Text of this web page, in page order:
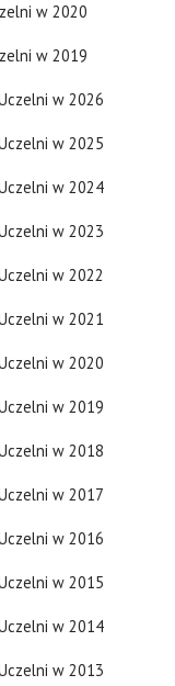
w 2020
w 2019
w 2026
w 2025
w 2024
w 2023
w 2022
w 2021
w 2020
w 2019
w 2018
w 2017
w 2016
w 2015
w 2014
w 2013